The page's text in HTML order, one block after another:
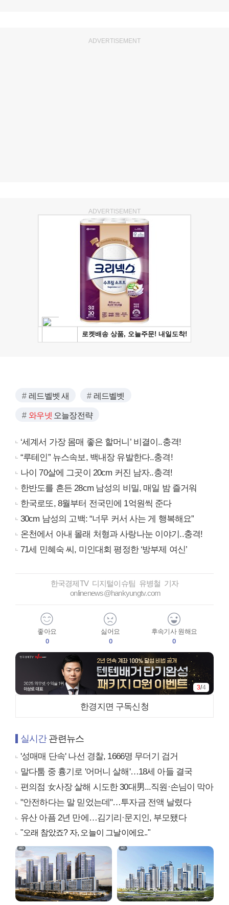
ADVERTISEMENT
ADVERTISEMENT
레드벨벳 새 레드벨벳
와우넷 오늘장전략
‘세계서 가장 몸매 좋은 할머니’ 비결이..충격!
“루테인” 뉴스속보, 백내장 유발한다..충격!
나이 70살에 그곳이 20cm 커진 남자..충격!
한반도를 흔든 28cm 남성의 비밀, 매일 밤 즐거워
한국로또, 8월부터 전국민에 1억원씩 준다
30cm 남성의 고백: “너무 커서 사는 게 행복해요”
온천에서 아내 몰래 처형과 사랑나눈 이야기..충격!
71세 민혜숙 씨, 미인대회 평정한 ‘방부제 여신’
한국경제TV 디지털이슈팀 유병철 기자
onlinenews@hankyungtv.com
좋아요
0
싫어요
0
후속기사 원해요
0
3/4
한경지면 구독신청
실시간관련뉴스
'성매매 단속' 나선 경찰, 1666명 무더기 검거
말다툼 중 흉기로 '어머니 살해'…18세 아들 결국
편의점 女사장 살해 시도한 30대男...직원·손님이 막아
"안전하다는 말 믿었는데"…투자금 전액 날렸다
유산 아픔 2년 만에…김기리·문지인, 부모됐다
"오래 참았죠? 자, 오늘이 그날이에요.."